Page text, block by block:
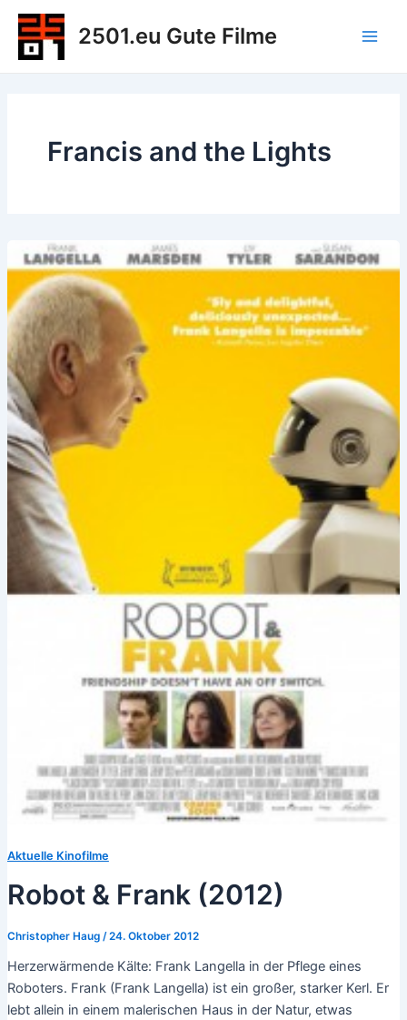
Zum
Inhalt
springen
2501.eu Gute Filme
Francis and the Lights
Aktuelle Kinofilme
Robot & Frank (2012)
Christopher Haug /24. Oktober 2012
Herzerwärmende Kälte: Frank Langella in der Pflege eines
Roboters. Frank (Frank Langella) ist ein großer, starker Kerl. Er
lebt allein in einem malerischen Haus in der Natur, etwas